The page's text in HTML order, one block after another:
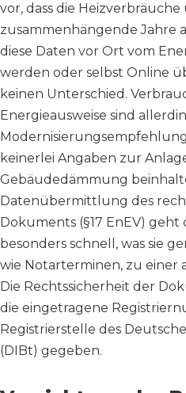
vor, dass die
zusammenhängende Jahre
diese Daten vor Ort vom
werden oder selbst Online
keinen Unterschied.
Energieausweise sind
keinerlei Angaben zur
Gebäudedämmung
Datenübermittlung des
Dokuments (§17 EnEV)
besonders schnell, was sie
wie Notarterminen, zu einer
Die Rechtssicherheit der
die eingetragene
Registrierstelle des
(DIBt) gegeben.